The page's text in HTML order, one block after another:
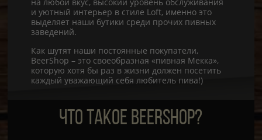
и уютный интерьер в стиле Loft, именно это
выделяет наши бутики среди прочих пивных
заведений.
Как шутят наши постоянные покупатели,
BeerShop – это своеобразная «пивная Мекка»,
которую хотя бы раз в жизни должен посетить
каждый уважающий себя любитель пива!)
ЧТО ТАКОЕ BEERSHOP?